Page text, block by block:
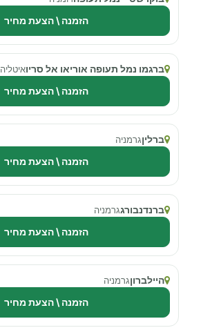
הזמנה \ הצעת מחיר
ברגמו נמל תעופה אוריאו אל סריואיטליה
הזמנה \ הצעת מחיר
ברליןגרמניה
הזמנה \ הצעת מחיר
ברנדנבורגגרמניה
הזמנה \ הצעת מחיר
היילברוןגרמניה
הזמנה \ הצעת מחיר